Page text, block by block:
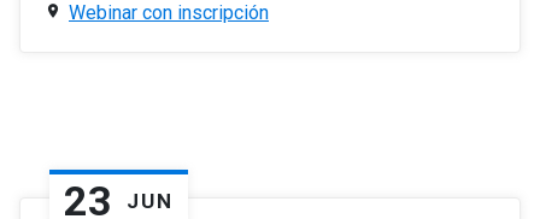
Webinar con inscripción
23 JUN